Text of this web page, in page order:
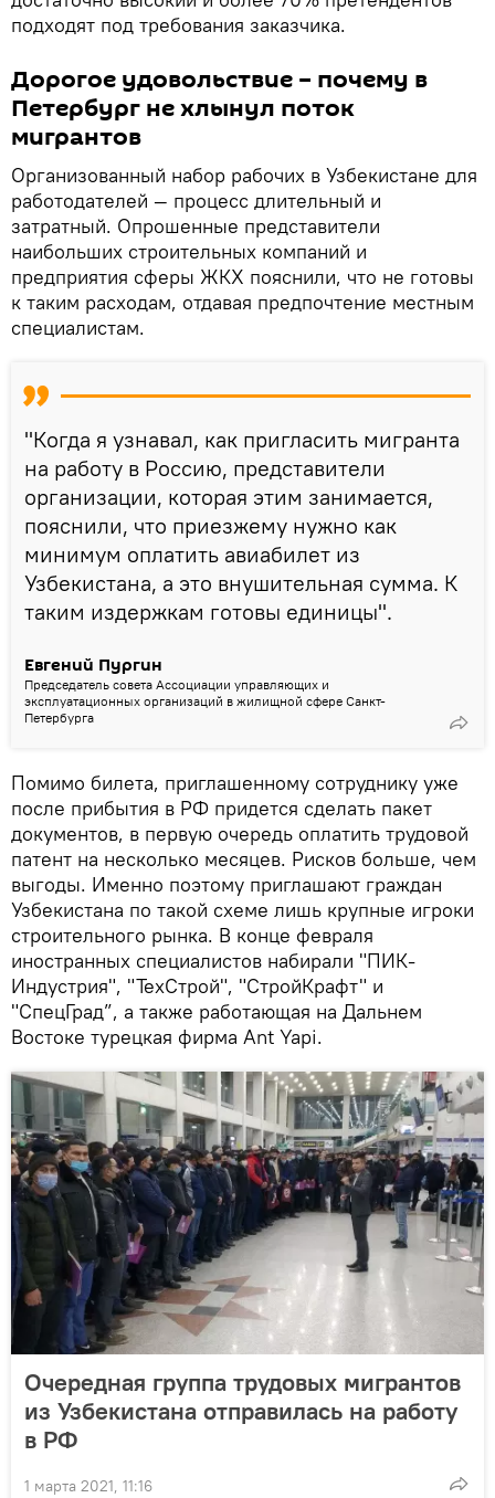
подходят под требования заказчика.
Дорогое удовольствие – почему в
Петербург не хлынул поток
мигрантов
Организованный набор рабочих в Узбекистане для
работодателей — процесс длительный и
затратный. Опрошенные представители
наибольших строительных компаний и
предприятия сферы ЖКХ пояснили, что не готовы
к таким расходам, отдавая предпочтение местным
специалистам.
"Когда я узнавал, как пригласить мигранта
на работу в Россию, представители
организации, которая этим занимается,
пояснили, что приезжему нужно как
минимум оплатить авиабилет из
Узбекистана, а это внушительная сумма. К
таким издержкам готовы единицы".
Евгений Пургин
Председатель совета Ассоциации управляющих и
эксплуатационных организаций в жилищной сфере Санкт-
Петербурга
Помимо билета, приглашенному сотруднику уже
после прибытия в РФ придется сделать пакет
документов, в первую очередь оплатить трудовой
патент на несколько месяцев. Рисков больше, чем
выгоды. Именно поэтому приглашают граждан
Узбекистана по такой схеме лишь крупные игроки
строительного рынка. В конце февраля
иностранных специалистов набирали "ПИК-
Индустрия", "ТехСтрой", "СтройКрафт" и
"СпецГрад”, а также работающая на Дальнем
Востоке турецкая фирма Ant Yapi.
Очередная группа трудовых мигрантов
из Узбекистана отправилась на работу
в РФ
1 марта 2021, 11:16